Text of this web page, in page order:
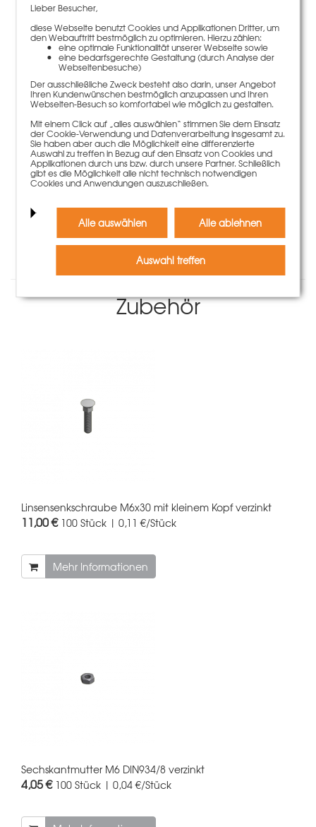
Paschal-Fugendichtungsmasse 310ml (PAN321)
8,50 €Gewicht 0.43 kg
Mehr Informationen
Zubehör
Linsensenkschraube M6x30 mit kleinem Kopf verzinkt
11,00 € 100 Stück | 0,11 €/Stück
Mehr Informationen
Sechskantmutter M6 DIN934/8 verzinkt
4,05 € 100 Stück | 0,04 €/Stück
Lieber Besucher,
diese Webseite benutzt Cookies und Applikationen Dritter, um
den Webauftritt bestmöglich zu optimieren. Hierzu zählen:
eine optimale Funktionalität unserer Webseite sowie
eine bedarfsgerechte Gestaltung (durch Analyse der
Webseitenbesuche)
Der ausschließliche Zweck besteht also darin, unser Angebot
Ihren Kundenwünschen bestmöglich anzupassen und Ihren
Webseiten-Besuch so komfortabel wie möglich zu gestalten.
Mit einem Click auf „alles auswählen“ stimmen Sie dem Einsatz
der Cookie-Verwendung und Datenverarbeitung insgesamt zu.
Sie haben aber auch die Möglichkeit eine differenzierte
Auswahl zu treffen in Bezug auf den Einsatz von Cookies und
Applikationen durch uns bzw. durch unsere Partner. Schließlich
gibt es die Möglichkeit alle nicht technisch notwendigen
Cookies und Anwendungen auszuschließen.
Alle auswählen Alle ablehnen
Auswahl treffen